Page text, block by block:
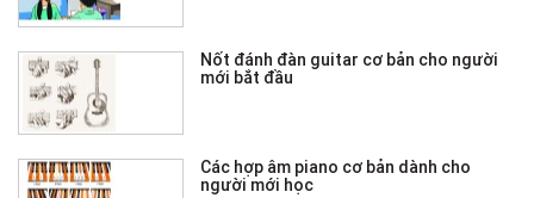
Nốt đánh đàn guitar cơ bản cho người
mới bắt đầu
Các hợp âm piano cơ bản dành cho
người mới học